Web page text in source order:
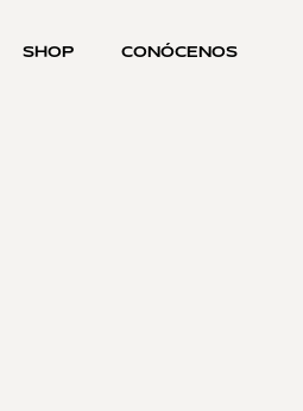
SHOP CONÓCENOS